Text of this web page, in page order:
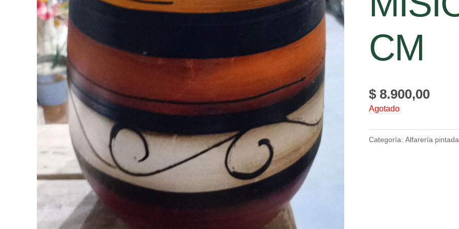
CM
$ 8.900,00
Agotado
Categoría: Alfarería pintada